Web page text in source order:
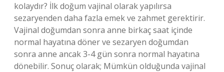
kolaydır? İlk doğum vajinal olarak yapılırsa
sezaryenden daha fazla emek ve zahmet gerektirir.
Vajinal doğumdan sonra anne birkaç saat içinde
normal hayatına döner ve sezaryen doğumdan
sonra anne ancak 3-4 gün sonra normal hayatına
dönebilir. Sonuç olarak; Mümkün olduğunda vajinal